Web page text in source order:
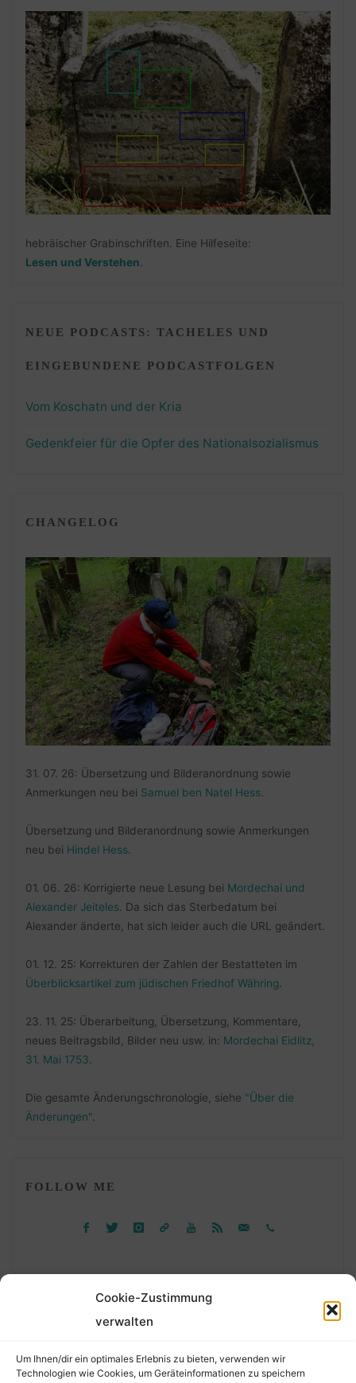
Cookie-Zustimmung
verwalten
Um Ihnen/dir ein optimales Erlebnis zu bieten, verwenden wir
Technologien wie Cookies, um Geräteinformationen zu speichern
hebräischer Grabinschriften. Eine Hilfeseite:
Lesen und Verstehen
NEUE PODCASTS: TACHELES UND
EINGEBUNDENE PODCASTFOLGEN
Vom Koschatn und der Kria
Gedenkfeier für die Opfer des Nationalsozialismus
CHANGELOG
31. 07. 26: Übersetzung und Bilderanordnung sowie
Anmerkungen neu bei Samuel ben Natel Hess
Übersetzung und Bilderanordnung sowie Anmerkungen
neu bei Hindel Hess
01. 06. 26: Korrigierte neue Lesung bei Mordechai und
Alexander Jeiteles . Da sich das Sterbedatum bei
Alexander änderte, hat sich leider auch die URL geändert.
01. 12. 25: Korrekturen der Zahlen der Bestatteten im
Überblicksartikel zum jüdischen Friedhof Währing
23. 11. 25: Überarbeitung, Übersetzung, Kommentare,
neues Beitragsbild, Bilder neu usw. in: Mordechai Eidlitz,
31. Mai 1753
Die gesamte Änderungschronologie, siehe "Über die
Änderungen".
FOLLOW ME
nach: